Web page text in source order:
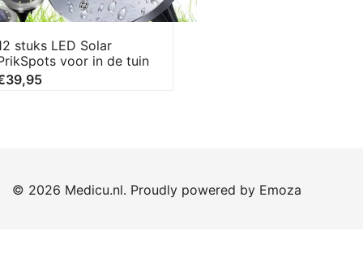
stuks LED Solar
voor in de tuin
39,95
© 2026 Medicu.nl. Proudly powered by Emoza